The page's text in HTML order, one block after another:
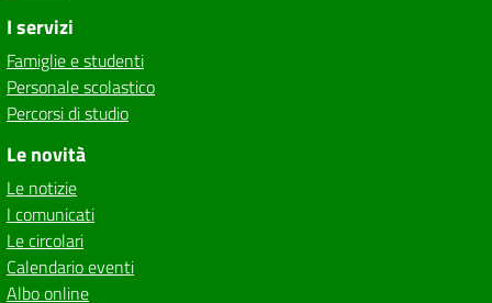
I servizi
Famiglie e studenti
Personale scolastico
Percorsi di studio
Le novità
Le notizie
I comunicati
Le circolari
Calendario eventi
Albo online